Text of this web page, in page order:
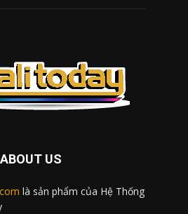
ABOUT US
là sản phẩm của Hệ Thống